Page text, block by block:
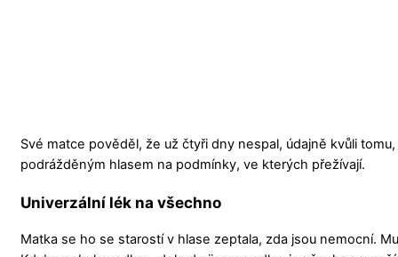
Své matce pověděl, že už čtyři dny nespal, údajně kvůli
podrážděným hlasem na podmínky, ve kterých přežívají.
Univerzální lék na všechno
Matka se ho se starostí v hlase zeptala, zda jsou nemocní.